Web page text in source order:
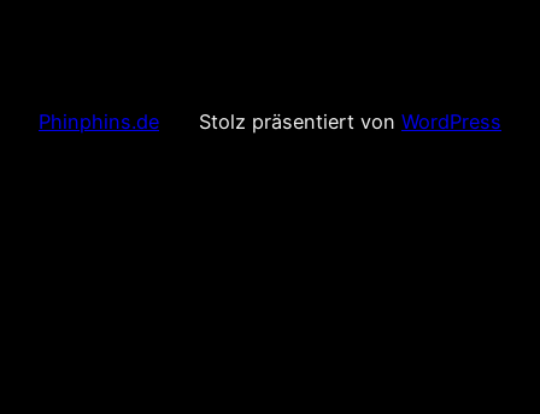
Phinphins.de Stolz präsentiert von WordPress